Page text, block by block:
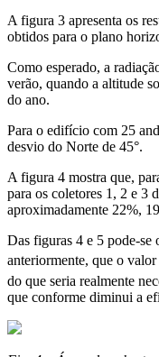
A figura 3 apresenta os
obtidos para o plano
Como esperado, a
verão, quando a altitude
do ano.
Para o edifício com 25
desvio do Norte de 45°.
A figura 4 mostra que,
para os coletores 1, 2 e 3
aproximadamente 22%,
Das figuras 4 e 5 pode-se
anteriormente, que o
do que seria realmente
que conforme diminui a